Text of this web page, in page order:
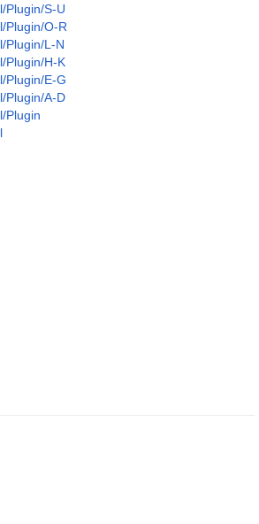
Plugin/S-U
Plugin/O-R
Plugin/L-N
Plugin/H-K
Plugin/E-G
Plugin/A-D
Plugin